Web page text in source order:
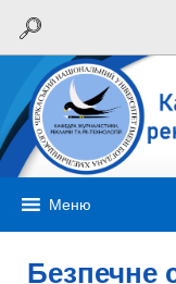
Меню
Безпечне